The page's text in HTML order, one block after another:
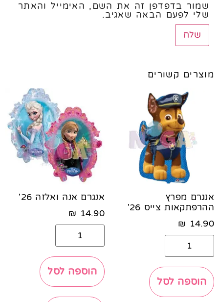
שמור בדפדפן זה את השם, האימייל והאתר
שלי לפעם הבאה שאגיב.
מוצרים קשורים
אנגרם מפרץ
ההרפתקאות צייס 26'
14.90
₪
הוספה לסל
אנגרם אנה ואלזה 26'
14.90
₪
הוספה לסל